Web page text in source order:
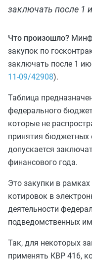
заключать после 1
Что произошло?
закупок по
заключать после 1
11-09/42908).
Таблица
федерального
которые не
принятия бюджетных
допускается
финансового года.
Это закупки в
котировок в
деятельности
подведомственных
Так, для некоторых
применять КВР 416,